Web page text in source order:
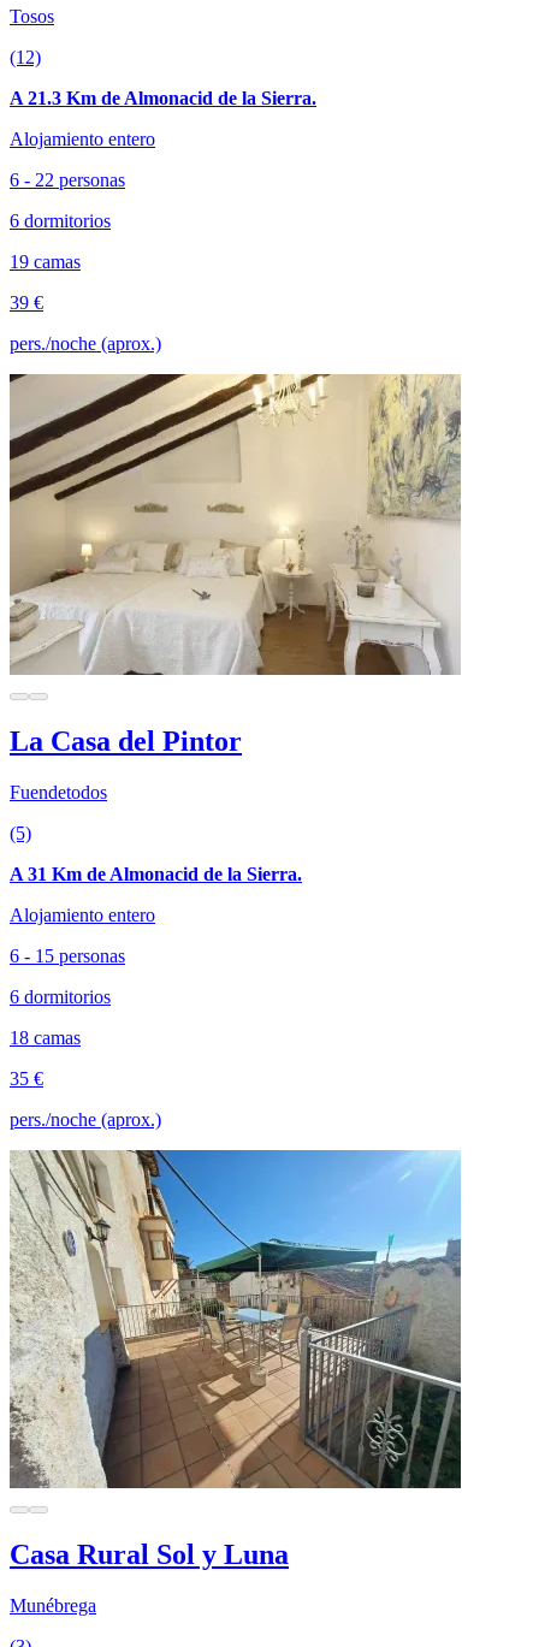
Tosos
(12)
A 21.3 Km de Almonacid de la Sierra.
Alojamiento entero
6 - 22 personas
6 dormitorios
19 camas
39 €
pers./noche (aprox.)
La Casa del Pintor
Fuendetodos
(5)
A 31 Km de Almonacid de la Sierra.
Alojamiento entero
6 - 15 personas
6 dormitorios
18 camas
35 €
pers./noche (aprox.)
Casa Rural Sol y Luna
Munébrega